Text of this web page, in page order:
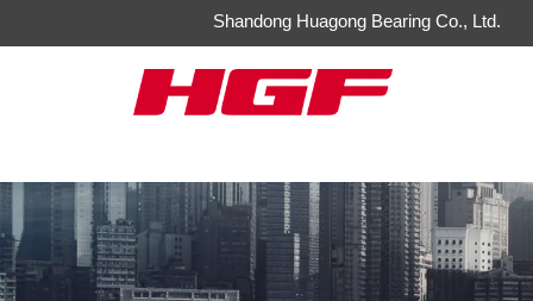
Shandong Huagong Bearing Co., Ltd.